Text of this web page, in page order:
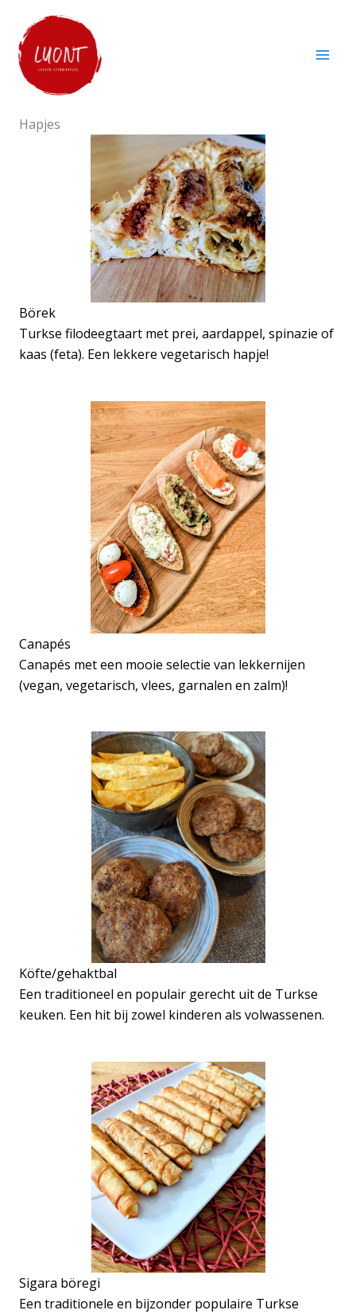
content
Hapjes
Börek
Turkse filodeegtaart met prei, aardappel, spinazie of
kaas (feta). Een lekkere vegetarisch hapje!
Canapés
Canapés met een mooie selectie van lekkernijen
(vegan, vegetarisch, vlees, garnalen en zalm)!
Köfte/gehaktbal
Een traditioneel en populair gerecht uit de Turkse
keuken. Een hit bij zowel kinderen als volwassenen.
Sigara böregi
Een traditionele en bijzonder populaire Turkse